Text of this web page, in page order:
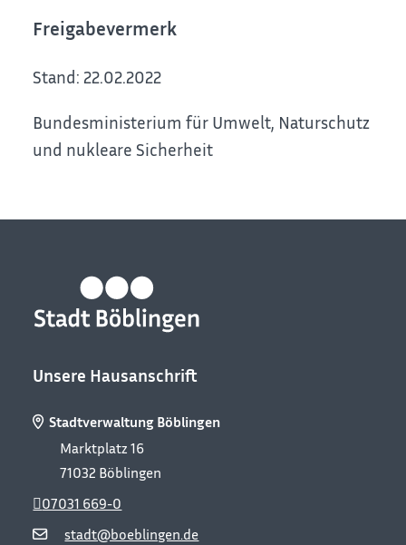
Freigabevermerk
Stand: 22.02.2022
Bundesministerium für Umwelt, Naturschutz
und nukleare Sicherheit
Unsere Hausanschrift
Stadtverwaltung Böblingen
Marktplatz 16
71032 Böblingen
stadt@boeblingen.de
07031 669-0